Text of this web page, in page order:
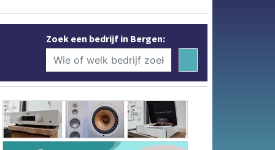
Zoek een bedrijf in Bergen: